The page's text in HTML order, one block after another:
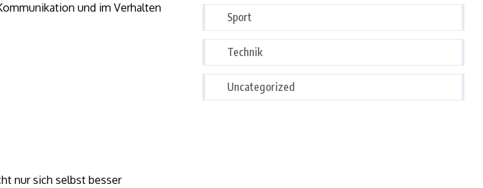
und im Verhalten
nur sich selbst besser
Sport
Technik
Uncategorized